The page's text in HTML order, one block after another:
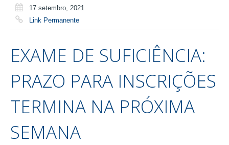
17 setembro, 2021
Link Permanente
EXAME DE SUFICIÊNCIA:
PRAZO PARA INSCRIÇÕES
TERMINA NA PRÓXIMA
SEMANA